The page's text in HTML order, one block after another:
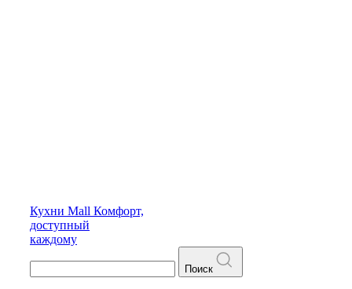
Кухни Mall Комфорт,
доступный
каждому
Поиск